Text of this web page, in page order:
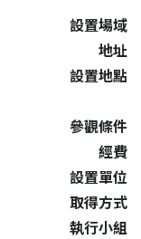
設置場域
地址
設置地點
參觀條件
經費
設置單位
取得方式
執行小組